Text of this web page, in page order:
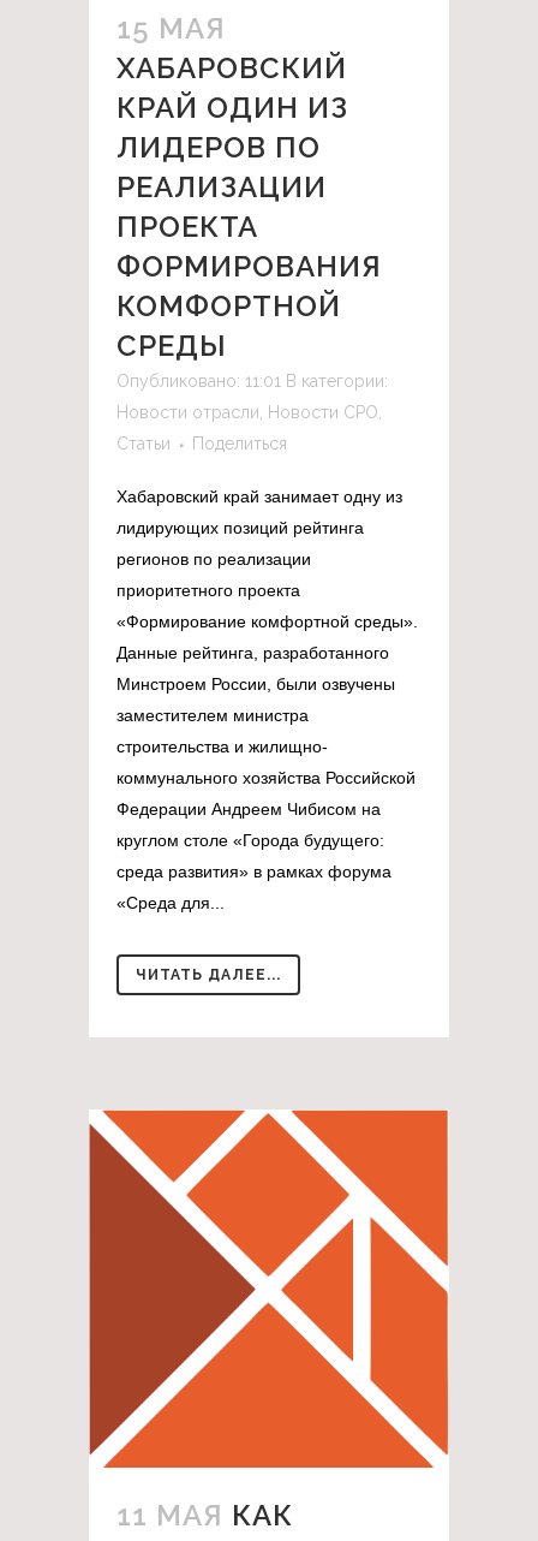
15 МАЯ
ХАБАРОВСКИЙ
КРАЙ ОДИН ИЗ
ЛИДЕРОВ ПО
РЕАЛИЗАЦИИ
ПРОЕКТА
ФОРМИРОВАНИЯ
КОМФОРТНОЙ
СРЕДЫ
Опубликовано: 11:01 В категории:
Новости отрасли
Новости СРО
Статьи
Поделиться
Хабаровский край занимает одну из
лидирующих позиций рейтинга
регионов по реализации
приоритетного проекта
«Формирование комфортной среды».
Данные рейтинга, разработанного
Минстроем России, были озвучены
заместителем министра
строительства и жилищно-
коммунального хозяйства Российской
Федерации Андреем Чибисом на
круглом столе «Города будущего:
среда развития» в рамках форума
«Среда для...
ЧИТАТЬ ДАЛЕЕ...
11 МАЯ КАК